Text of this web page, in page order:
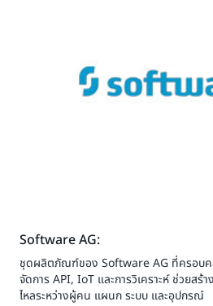
Software AG:
ชุดผลิตภัณฑ์ของ Software AG ที่ครอบค
จัดการ API, IoT และการวิเคราะห์ ช่วยสร้
ไหลระหว่างผู้คน แผนก ระบบ และอุปกรณ์